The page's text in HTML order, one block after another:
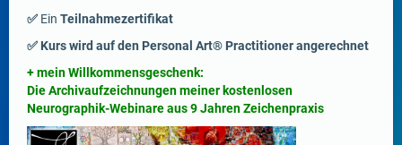
✅ Ein Teilnahmezertifikat
✅ Kurs wird auf den Personal Art® Practitioner angerechnet
+ mein Willkommensgeschenk:
Die Archivaufzeichnungen meiner kostenlosen
Neurographik-Webinare aus 9 Jahren Zeichenpraxis